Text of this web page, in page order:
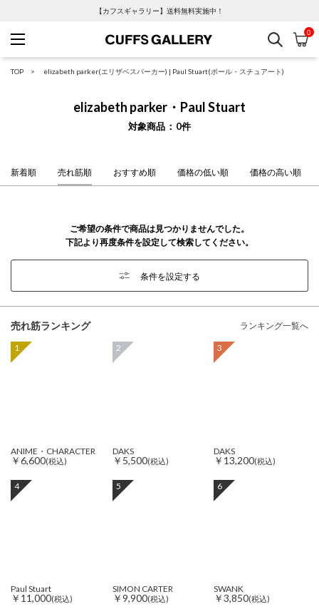
【カフスギャラリー】送料無料実施中！
Cuffs Gallery
検索 カ
0
TOP elizabeth parker(エリザベスパーカー) | Paul Stuart(ポール・スチュアート)
elizabeth parker・Paul Stuart
対象商品 0件
新着順 売れ筋順 おすすめ順 価格の低い順 価格の高い順
ご希望の条件で商品は見つかりませんでした。
下記より再度条件を設定して検索してください。
条件を設定する
売れ筋ランキング ランキング一覧へ
1
ANIME・CHARACTER
￥6,600(税込)
2
DAKS
￥5,500(税込)
3
DAKS
￥13,200(税込)
4
Paul Stuart
￥11,000(税込)
5
SIMON CARTER
￥9,900(税込)
6
SWANK
￥3,850(税込)